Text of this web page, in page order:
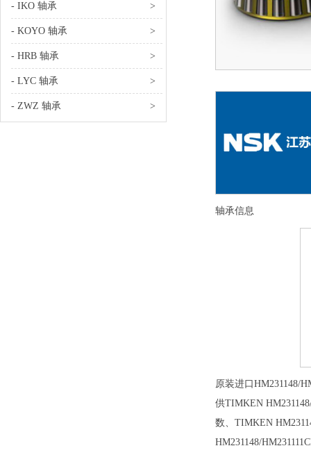
- IKO 轴承 >
- KOYO 轴承 >
- HRB 轴承 >
- LYC 轴承 >
- ZWZ 轴承 >
轴承信息
原装进口HM231148/
供TIMKEN
数、TIMKEN
HM231148/